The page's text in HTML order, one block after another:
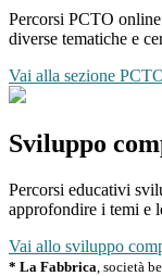
Percorsi PCTO
diverse tematiche e
Vai alla sezione
Sviluppo
Percorsi educativi
approfondire i temi e
Vai allo sviluppo
* La Fabbrica , società